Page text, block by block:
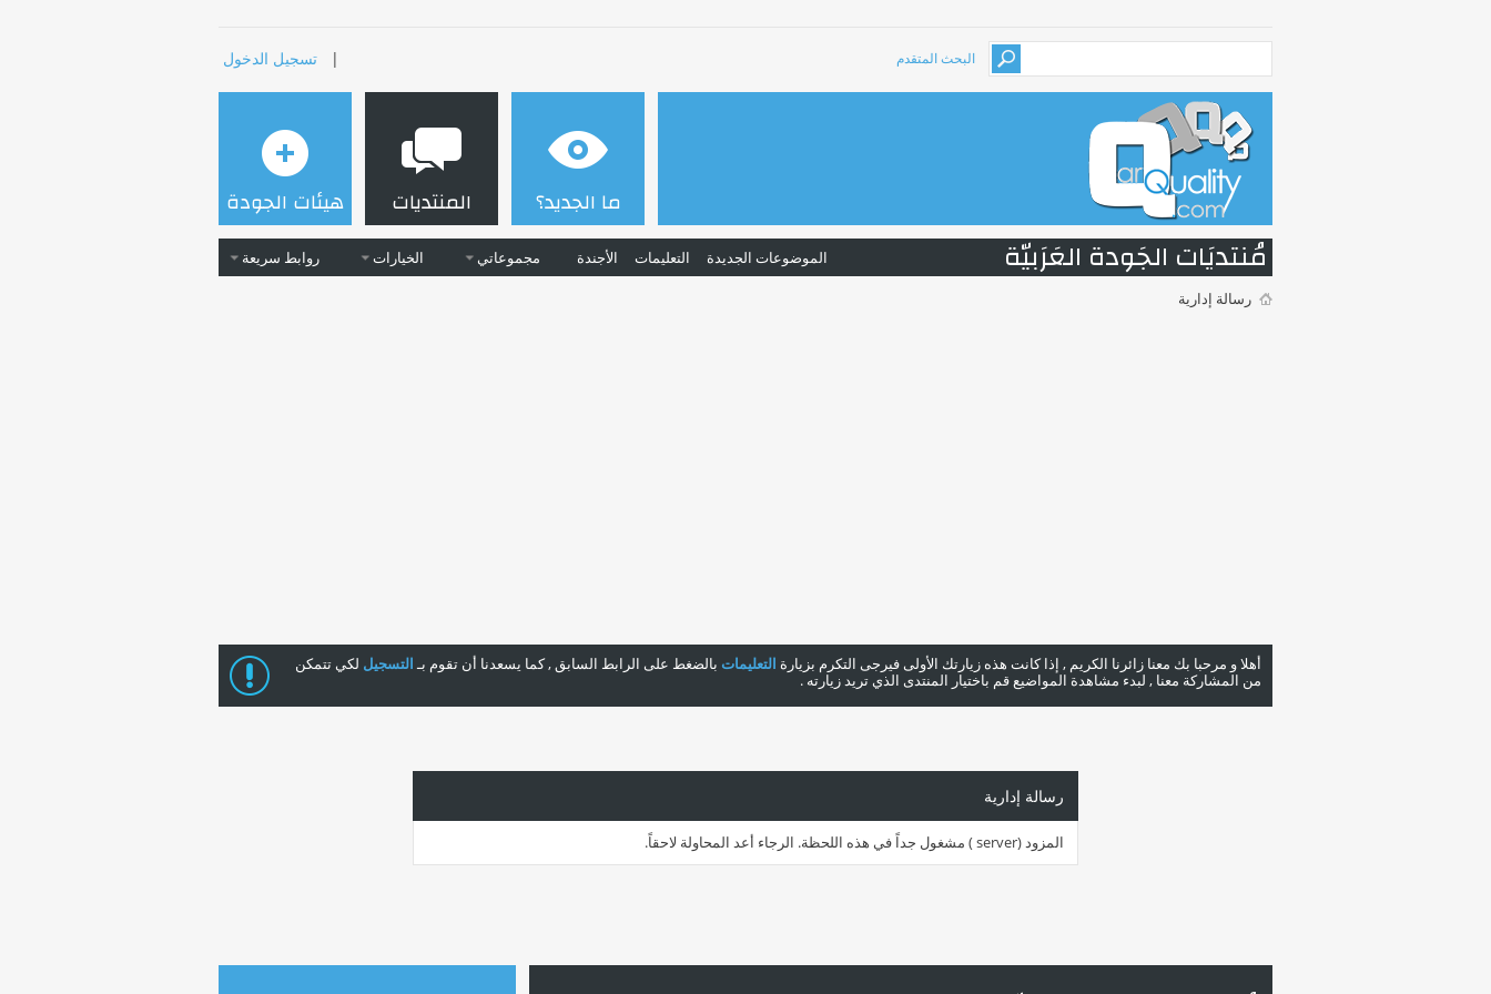
البحث المتقدم | تسجيل الدخول
ما الجديد؟ المنتديات
الموضوعات الجديدة التعليمات الأجندة مجموعاتي الخيارات روابط سريعة
هيئات الجودة
مُنتديَات الجَودة العَرَبيّة
رسالة إدارية
أهلا و مرحبا بك معنا زائرنا الكريم , إذا كانت هذه زيارتك الأولى فيرجى التكرم بزيارة التعليمات بالضغط على الرابط السابق , كما يسعدنا أن تقوم بـالتسجيل لكي تتمكن
من المشاركة معنا , لبدء مشاهدة المواضيع قم باختيار المنتدى الذي تريد زيارته .
رسالة إدارية
المزود (server ) مشغول جداً في هذه اللحظة. الرجاء أعد المحاولة لاحقاً.